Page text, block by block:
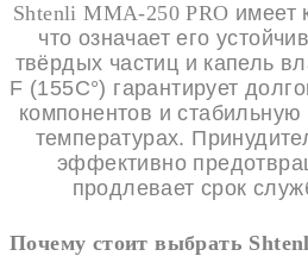
Shtenli MMA-250 PRO имеет
что означает его
твёрдых частиц и капель
F (155C°) гарантирует
компонентов и
температурах.
эффективно
продлевает срок
Почему стоит выбрать